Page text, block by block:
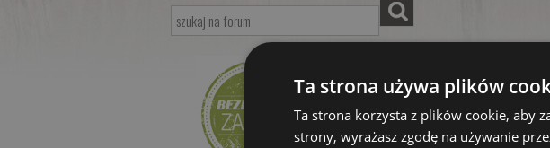
Ta strona używa plików
Ta strona korzysta z plików cookie, aby
strony, wyrażasz zgodę na używanie